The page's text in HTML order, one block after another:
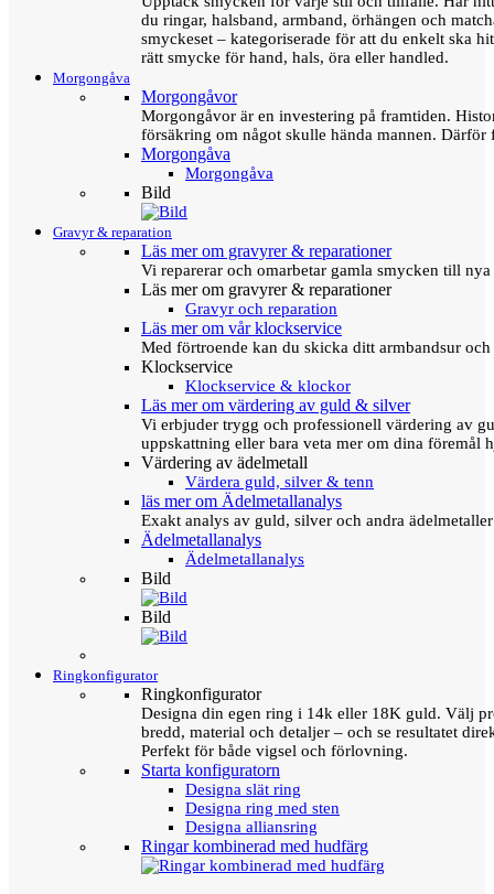
du ringar, halsband, armband, örhängen och
smyckeset – kategoriserade för att du enkelt ska
rätt smycke för hand, hals, öra eller handled.
Morgongåva
Morgongåvor
Morgongåvor är en investering på framtiden.
försäkring om något skulle hända mannen.
Morgongåva
Morgongåva
Bild
Gravyr & reparation
Läs mer om gravyrer & reparationer
Vi reparerar och omarbetar gamla smycken till
Läs mer om gravyrer & reparationer
Gravyr och reparation
Läs mer om vår klockservice
Med förtroende kan du skicka ditt armbandsur
Klockservice
Klockservice & klockor
Läs mer om värdering av guld & silver
Vi erbjuder trygg och professionell värdering av
uppskattning eller bara veta mer om dina föremål
Värdering av ädelmetall
Värdera guld, silver & tenn
läs mer om Ädelmetallanalys
Exakt analys av guld, silver och andra
Ädelmetallanalys
Ädelmetallanalys
Bild
Bild
Ringkonfigurator
Ringkonfigurator
Designa din egen ring i 14k eller 18K guld. Välj
bredd, material och detaljer – och se resultatet
Perfekt för både vigsel och förlovning.
Starta konfiguratorn
Designa slät ring
Designa ring med sten
Designa alliansring
Ringar kombinerad med hudfärg